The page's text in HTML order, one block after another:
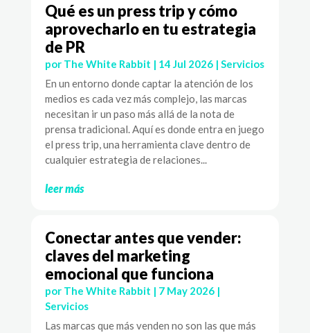
Qué es un press trip y cómo
aprovecharlo en tu estrategia
de PR
por The White Rabbit | 14 Jul 2026| Servicios
En un entorno donde captar la atención de los
medios es cada vez más complejo, las marcas
necesitan ir un paso más allá de la nota de
prensa tradicional. Aquí es donde entra en juego
el press trip, una herramienta clave dentro de
cualquier estrategia de relaciones...
leer más
Conectar antes que vender:
claves del marketing
emocional que funciona
por The White Rabbit | 7 May 2026|
Servicios
Las marcas que más venden no son las que más